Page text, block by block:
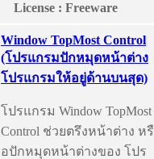
License : Freeware
Window TopMost Control
(โปรแกรมปักหมุดหน้าต่าง
โปรแกรมให้อยู่ด้านบนสุด)
โปรแกรม Window TopMost
Control ช่วยตรึงหน้าต่าง หรื
อปักหมุดหน้าต่างของ โปร